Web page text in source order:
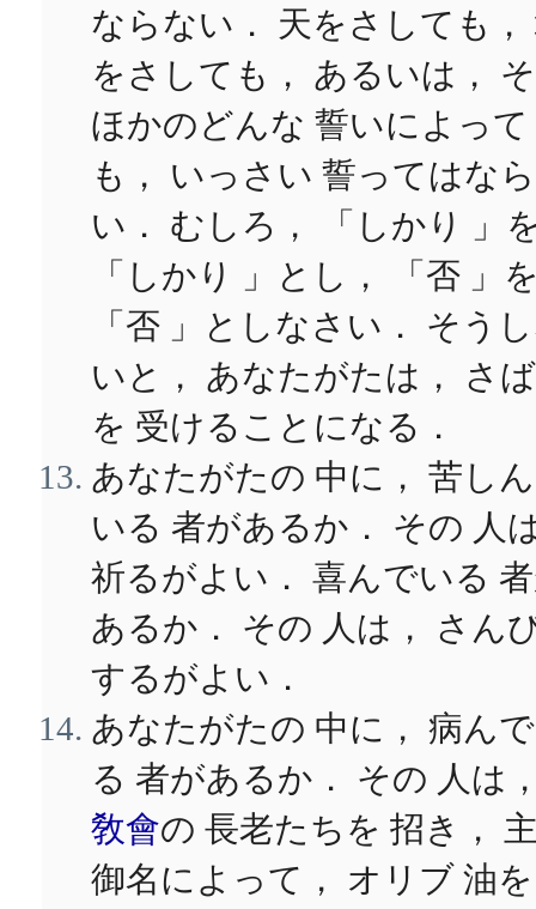
ならない． 天をさしても，
をさしても， あるいは，
ほかのどんな 誓いによって
も， いっさい 誓ってはな
い． むしろ， 「しかり 」
「しかり 」とし， 「否 」
「否 」としなさい． そう
いと， あなたがたは， さ
を 受けることになる．
あなたがたの 中に， 苦し
いる 者があるか． その 人
祈るがよい． 喜んでいる
あるか． その 人は， さん
するがよい．
あなたがたの 中に， 病ん
る 者があるか． その 人は
敎會の 長老たちを 招き，
御名によって， オリブ 油